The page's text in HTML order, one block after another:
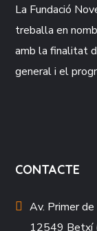
La Fundació
treballa en
amb la finalitat
general i el
CONTACTE
Av. Primer
12549 Betxí